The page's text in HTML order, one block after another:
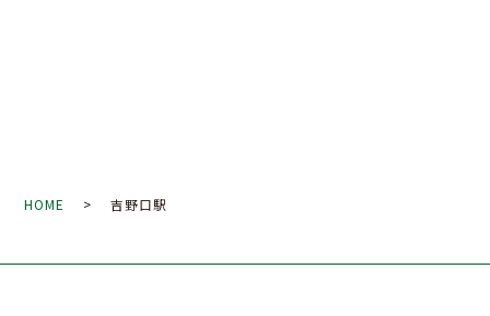
HOME > 吉野口駅